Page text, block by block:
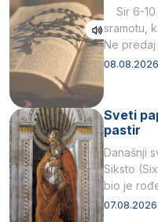
Sir 6-10
sramotu,
Ne
Sveti
pastir
Današnji
Siksto
bio je
afričkim…